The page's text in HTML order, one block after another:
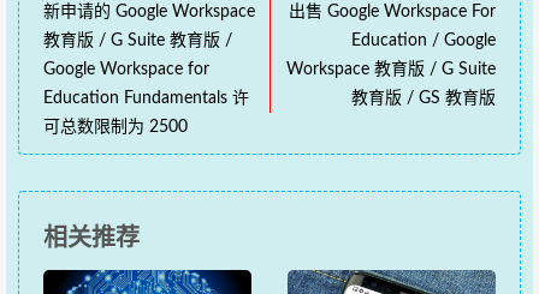
新申请的 Google Workspace
教育版 / G Suite 教育版 /
Google Workspace for
Education Fundamentals 许
可总数限制为 2500
出售 Google Workspace For
Education / Google
Workspace 教育版 / G Suite
教育版 / GS 教育版
相关推荐